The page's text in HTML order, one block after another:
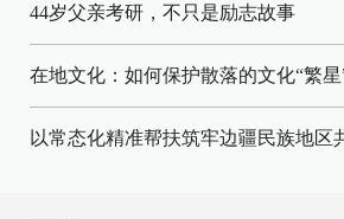
44岁父亲考研，不只是励志故事
在地文化：如何保护散落的文化“繁星
以常态化精准帮扶筑牢边疆民族地区